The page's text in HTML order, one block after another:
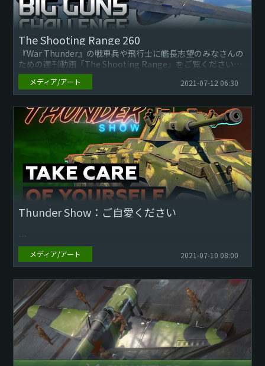
The Shooting Range 260
『War Thunder』の戦車兵や飛行士に艦長志望のみなさんの
ための週刊動画「The Shooting Range」をご覧ください。
今回のエピソードでは、下記についてご...
メディア/アート 2021-07-12 06:30
Thunder Show：ご自愛ください
プレイヤーの皆さま！ 新しくなったThunder Showの時間で
す！カテゴリーを選ぶ必要がなくなりました！
メディア/アート 2021-07-10 08:00